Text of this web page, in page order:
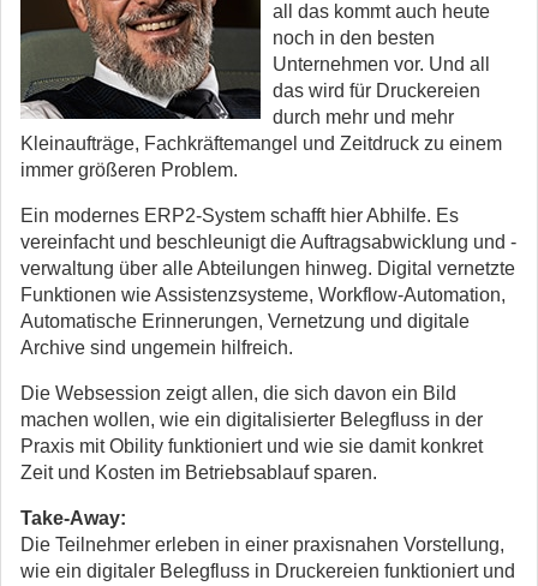
all das kommt auch heute
noch in den besten
Unternehmen vor. Und all
das wird für Druckereien
durch mehr und mehr
Kleinaufträge, Fachkräftemangel und Zeitdruck zu einem
immer größeren Problem.
Ein modernes ERP2-System schafft hier Abhilfe. Es
vereinfacht und beschleunigt die Auftragsabwicklung und -
verwaltung über alle Abteilungen hinweg. Digital vernetzte
Funktionen wie Assistenzsysteme, Workflow-Automation,
Automatische Erinnerungen, Vernetzung und digitale
Archive sind ungemein hilfreich.
Die Websession zeigt allen, die sich davon ein Bild
machen wollen, wie ein digitalisierter Belegfluss in der
Praxis mit Obility funktioniert und wie sie damit konkret
Zeit und Kosten im Betriebsablauf sparen.
Take-Away:
Die Teilnehmer erleben in einer praxisnahen Vorstellung,
wie ein digitaler Belegfluss in Druckereien funktioniert und